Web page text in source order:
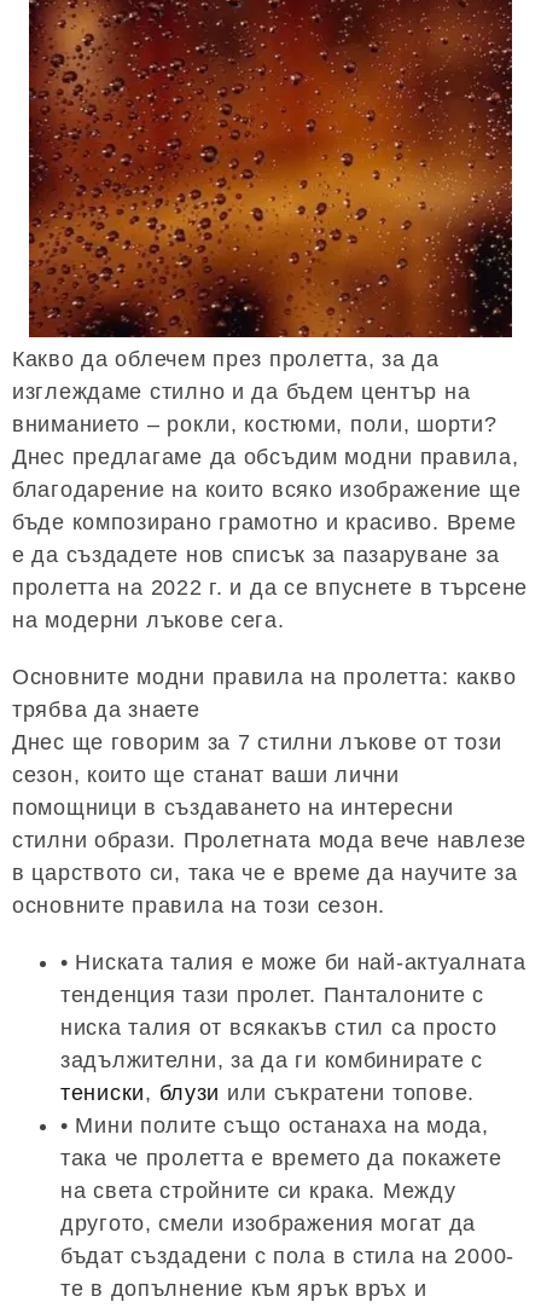
Какво да облечем през пролетта, за да
изглеждаме стилно и да бъдем център на
вниманието – рокли, костюми, поли, шорти?
Днес предлагаме да обсъдим модни правила,
благодарение на които всяко изображение ще
бъде композирано грамотно и красиво. Време
е да създадете нов списък за пазаруване за
пролетта на 2022 г. и да се впуснете в търсене
на модерни лъкове сега.
Основните модни правила на пролетта: какво
трябва да знаете
Днес ще говорим за 7 стилни лъкове от този
сезон, които ще станат ваши лични
помощници в създаването на интересни
стилни образи. Пролетната мода вече навлезе
в царството си, така че е време да научите за
основните правила на този сезон.
• Ниската талия е може би най-актуалната
тенденция тази пролет. Панталоните с
ниска талия от всякакъв стил са просто
задължителни, за да ги комбинирате с
тениски, блузи или съкратени топове.
• Мини полите също останаха на мода,
така че пролетта е времето да покажете
на света стройните си крака. Между
другото, смели изображения могат да
бъдат създадени с пола в стила на 2000-
те в допълнение към ярък връх и